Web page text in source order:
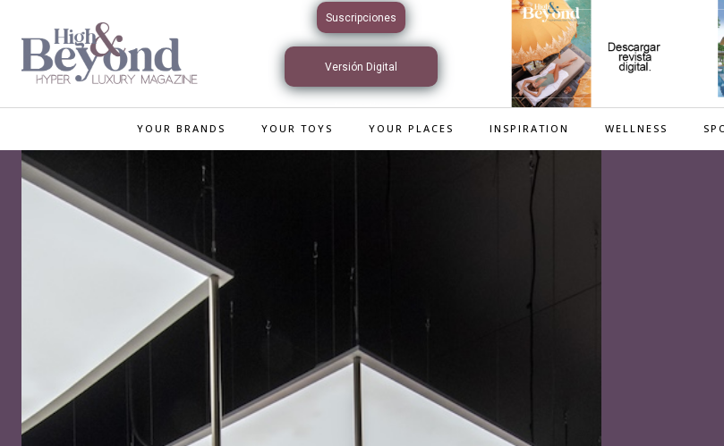
Suscripciones
Versión Digital
Interactiva
YOUR BRANDS YOUR TOYS YOUR PLACES INSPIRATION WELLNESS